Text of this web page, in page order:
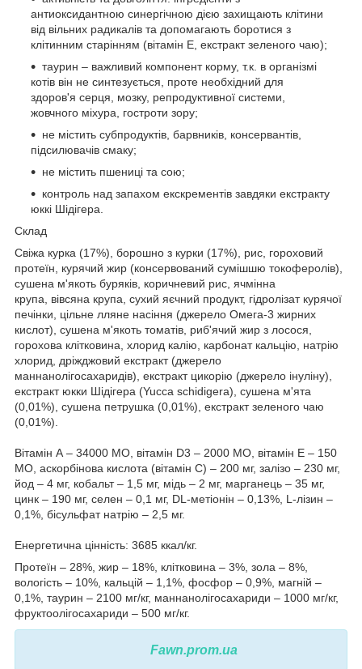
антиоксидантною синергічною дією захищають клітини
від вільних радикалів та допомагають боротися з
клітинним старінням (вітамін Е, екстракт зеленого чаю);
таурин – важливий компонент корму, т.к. в організмі
котів він не синтезується, проте необхідний для
здоров'я серця, мозку, репродуктивної системи,
жовчного міхура, гостроти зору;
не містить субпродуктів, барвників, консервантів,
підсилювачів смаку;
не містить пшениці та сою;
контроль над запахом екскрементів завдяки екстракту
юккі Шідігера.
Склад
Свіжа курка (17%), борошно з курки (17%), рис, гороховий
протеїн, курячий жир (консервований сумішшю токоферолів),
сушена м'якоть буряків, коричневий рис, ячмінна
крупа, вівсяна крупа, сухий яєчний продукт, гідролізат курячої
печінки, цільне лляне насіння (джерело Омега-3 жирних
кислот), сушена м'якоть томатів, риб'ячий жир з лосося,
горохова клітковина, хлорид калію, карбонат кальцію, натрію
хлорид, дріжджовий екстракт (джерело
маннанолігосахаридів), екстракт цикорію (джерело інуліну),
екстракт юкки Шідігера (Yucca schidigera), сушена м'ята
(0,01%), сушена петрушка (0,01%), екстракт зеленого чаю
(0,01%).
Вітамін А – 34000 МО, вітамін D3 – 2000 МО, вітамін Е – 150
МО, аскорбінова кислота (вітамін С) – 200 мг, залізо – 230 мг,
йод – 4 мг, кобальт – 1,5 мг, мідь – 2 мг, марганець – 35 мг,
цинк – 190 мг, селен – 0,1 мг, DL-метіонін – 0,13%, L-лізин –
0,1%, бісульфат натрію – 2,5 мг.
Енергетична цінність: 3685 ккал/кг.
Протеїн – 28%, жир – 18%, клітковина – 3%, зола – 8%,
вологість – 10%, кальцій – 1,1%, фосфор – 0,9%, магній –
0,1%, таурин – 2100 мг/кг, маннанолігосахариди – 1000 мг/кг,
фруктоолігосахариди – 500 мг/кг.
Fawn.prom.ua